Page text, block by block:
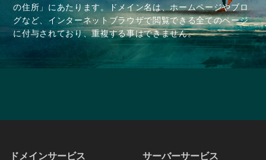
の住所」にあたります。ドメイン名は、ホームページやブロ
グなど、インターネットブラウザで閲覧できる全てのページ
に付与されており、重複する事はできません。
ドメインサービス サーバーサービス